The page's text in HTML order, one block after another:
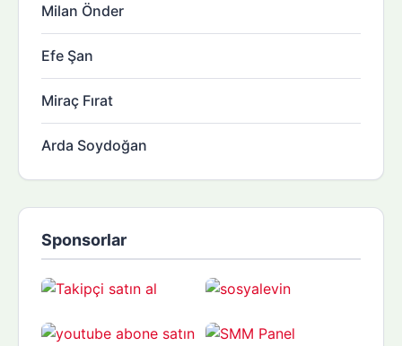
Milan Önder
Efe Şan
Miraç Fırat
Arda Soydoğan
Sponsorlar